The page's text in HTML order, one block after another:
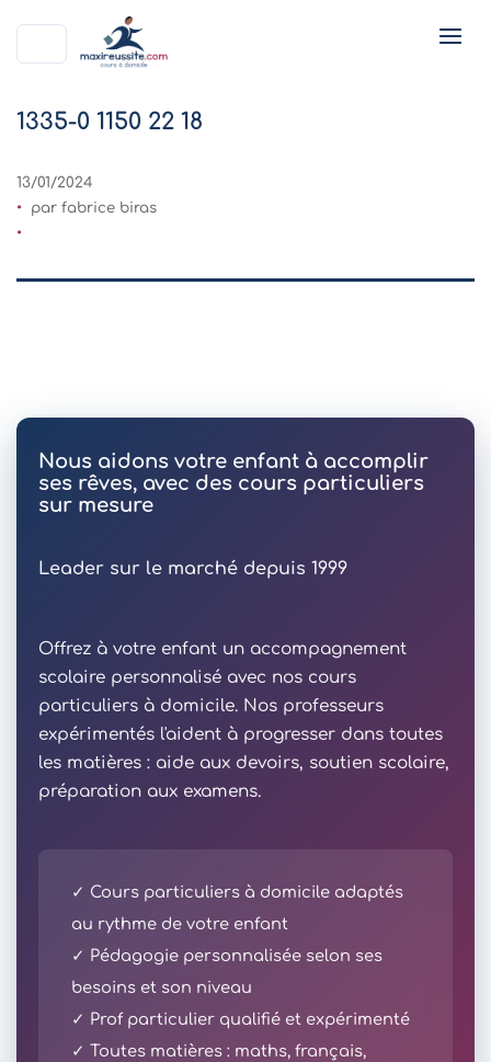
1335-0 1150 22 18
13/01/2024
par fabrice biras
Nous aidons votre enfant à accomplir
ses rêves, avec des cours particuliers
sur mesure
Leader sur le marché depuis 1999
Offrez à votre enfant un accompagnement
scolaire personnalisé avec nos cours
particuliers à domicile. Nos professeurs
expérimentés l'aident à progresser dans toutes
les matières : aide aux devoirs, soutien scolaire,
préparation aux examens.
✓ Cours particuliers à domicile adaptés
au rythme de votre enfant
✓ Pédagogie personnalisée selon ses
besoins et son niveau
✓ Prof particulier qualifié et expérimenté
✓ Toutes matières : maths, français,